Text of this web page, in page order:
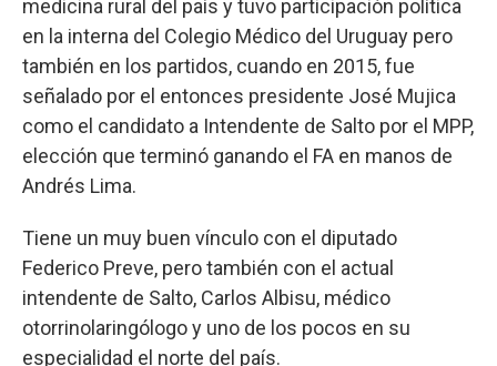
medicina rural del país y tuvo participación política
en la interna del Colegio Médico del Uruguay pero
también en los partidos, cuando en 2015, fue
señalado por el entonces presidente José Mujica
como el candidato a Intendente de Salto por el MPP,
elección que terminó ganando el FA en manos de
Andrés Lima.
Tiene un muy buen vínculo con el diputado
Federico Preve, pero también con el actual
intendente de Salto, Carlos Albisu, médico
otorrinolaringólogo y uno de los pocos en su
especialidad el norte del país.